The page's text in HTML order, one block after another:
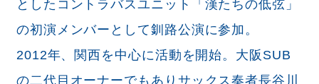
としたコントラバスユニット「漢たちの低弦」
の初演メンバーとして釧路公演に参加。
2012年、関西を中心に活動を開始。大阪SUB
の二代目オーナーでもありサックス奏者長谷川